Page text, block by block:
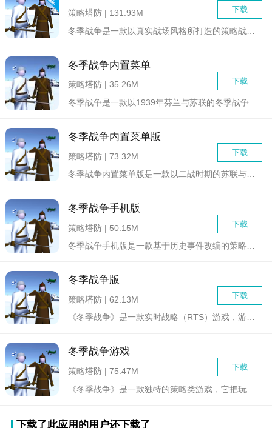
下载
策略塔防 | 131.93M
冬季战争是一款以真实战场风格所打造的策略战争生存类游戏，在游...
冬季战争内置菜单
下载
策略塔防 | 35.26M
冬季战争是一款以1939年芬兰与苏联的冬季战争为背景的策略对...
冬季战争内置菜单版
下载
策略塔防 | 73.32M
冬季战争内置菜单版是一款以二战时期的苏联与芬兰战争为背景的策...
冬季战争手机版
下载
策略塔防 | 50.15M
冬季战争手机版是一款基于历史事件改编的策略战争游戏，玩家将置...
冬季战争版
下载
策略塔防 | 62.13M
《冬季战争》是一款实时战略（RTS）游戏，游戏背景设定在冰冷...
冬季战争游戏
下载
策略塔防 | 75.47M
下载了此应用的用户还下载了